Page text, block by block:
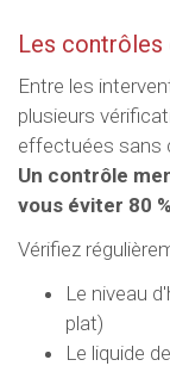
Les contrôles
Entre les
plusieurs
effectuées sans
Un contrôle
vous éviter 80
Vérifiez
Le niveau
plat)
Le liquide